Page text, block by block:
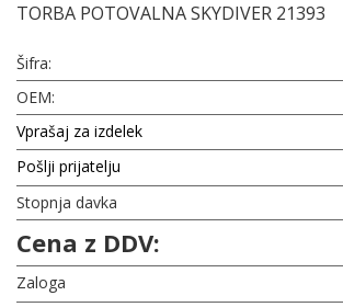
TORBA POTOVALNA SKYDIVER 21393
Šifra:
OEM:
Vprašaj za izdelek
Pošlji prijatelju
Stopnja davka
Cena z DDV:
Zaloga